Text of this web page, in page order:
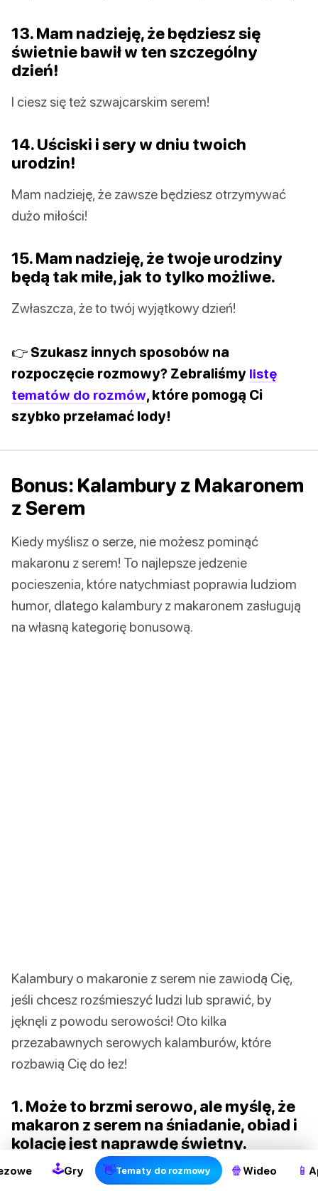
2
13. Mam nadzieję, że będziesz się
świetnie bawił w ten szczególny
dzień!
I ciesz się też szwajcarskim serem!
14. Uściski i sery w dniu twoich
urodzin!
Mam nadzieję, że zawsze będziesz otrzymywać
dużo miłości!
15. Mam nadzieję, że twoje urodziny
będą tak miłe, jak to tylko możliwe.
Zwłaszcza, że to twój wyjątkowy dzień!
👉 Szukasz innych sposobów na
rozpoczęcie rozmowy? Zebraliśmy listę
tematów do rozmów, które pomogą Ci
szybko przełamać lody!
Bonus: Kalambury z Makaronem
z Serem
Kiedy myślisz o serze, nie możesz pominąć
makaronu z serem! To najlepsze jedzenie
pocieszenia, które natychmiast poprawia ludziom
humor, dlatego kalambury z makaronem zasługują
na własną kategorię bonusową.
Kalambury o makaronie z serem nie zawiodą Cię,
jeśli chcesz rozśmieszyć ludzi lub sprawić, by
jęknęli z powodu serowości! Oto kilka
przezabawnych serowych kalamburów, które
rozbawią Cię do łez!
1. Może to brzmi serowo, ale myślę, że
makaron z serem na śniadanie, obiad i
kolację jest naprawdę świetny.
Prawda. Nie będę się z tym nie zgadzać.
🕹Gry 👋Tematy do rozmowy 🍿 Wideo 📱